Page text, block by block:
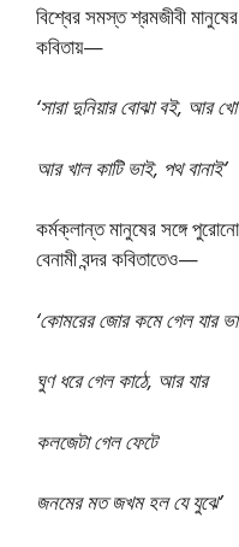
বিশ্বের সমস্ত শ্রমজীবী
কবিতায়—
‘সারা দুনিয়ার বােঝা বই, আর
আর খাল কাটি ভাই, পথ বানাই’
কর্মক্লান্ত মানুষের সঙ্গে
বেনামী বন্দর কবিতাতেও—
‘কোমরের জোর কমে গেল যার
ঘুণ ধরে গেল কাঠে, আর যার
কলজেটা গেল ফেটে
জনমের মত জখম হল যে যুঝে’